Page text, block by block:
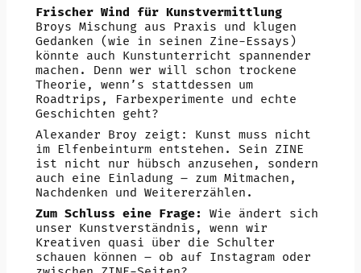
Frischer Wind für Kunstvermittlung
Broys Mischung aus Praxis und klugen
Gedanken (wie in seinen Zine-Essays)
könnte auch Kunstunterricht spannender
machen. Denn wer will schon trockene
Theorie, wenn’s stattdessen um
Roadtrips, Farbexperimente und echte
Geschichten geht?
Alexander Broy zeigt: Kunst muss nicht
im Elfenbeinturm entstehen. Sein ZINE
ist nicht nur hübsch anzusehen, sondern
auch eine Einladung – zum Mitmachen,
Nachdenken und Weitererzählen.
Zum Schluss eine Frage:
Wie ändert sich
unser Kunstverständnis, wenn wir
Kreativen quasi über die Schulter
schauen können – ob auf Instagram oder